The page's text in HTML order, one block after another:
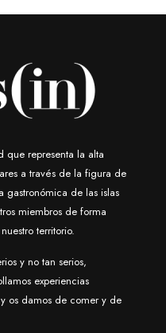
que representa la alta
a través de la figura de
gastronómica de las islas
miembros de forma
territorio.
y no tan serios,
experiencias
os damos de comer y de